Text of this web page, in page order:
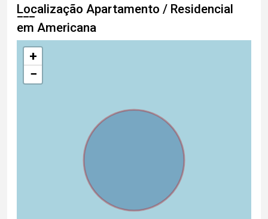
Localização Apartamento / Residencial
em Americana
+
−